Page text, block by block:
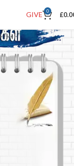
GIVE 0 £